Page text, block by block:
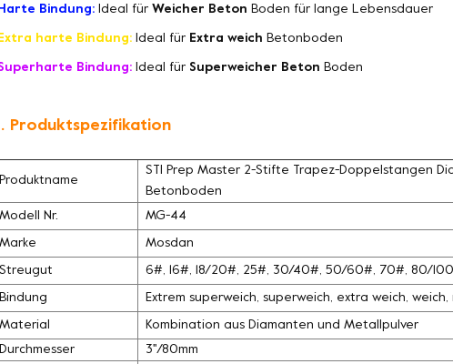
Bindung: Ideal für Weicher Beton Boden für lange Lebensdauer
harte Bindung: Ideal für Extra weich Betonboden
Bindung: Ideal für Superweicher Beton Boden
Produktspezifikation
Produktname
STI Prep Master 2-Stifte Trapez-Doppelstangen
Betonboden
Modell Nr. MG-44
Marke Mosdan
Streugut 6#, 16#, 18/20#, 25#, 30/40#, 50/60#, 70#, 80/
Bindung Extrem superweich, superweich, extra weich,
Material Kombination aus Diamanten und Metallpulver
Durchmesser 3''/80mm